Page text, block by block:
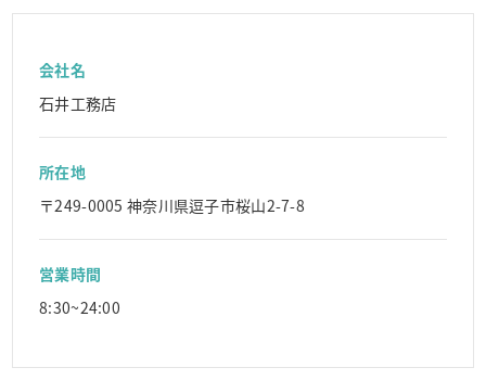
会社名
石井工務店
所在地
〒249-0005 神奈川県逗子市桜山2-7-8
営業時間
8:30~24:00